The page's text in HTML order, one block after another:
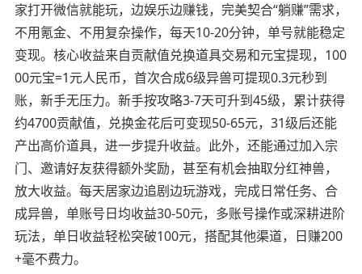
家打开微信就能玩，边娱乐边赚钱，完美契合“躺赚”需求，
不用氪金、不用复杂操作，每天10-20分钟，单号就能稳定
变现。核心收益来自贡献值兑换道具交易和元宝提现，100
00元宝=1元人民币，首次合成6级异兽可提现0.3元秒到
账，新手无压力。新手按攻略3-7天可升到45级，累计获得
约4700贡献值，兑换金花后可变现50-65元，31级后还能
产出高价道具，进一步提升收益。此外，还能通过加入宗
门、邀请好友获得额外奖励，甚至有机会抽取分红神兽，
放大收益。每天居家边追剧边玩游戏，完成日常任务、合
成异兽，单账号日均收益30-50元，多账号操作或深耕进阶
玩法，单日收益轻松突破100元，搭配其他渠道，日赚200
+毫不费力。